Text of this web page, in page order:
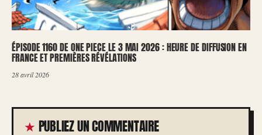
ÉPISODE 1160 DE ONE PIECE LE 3 MAI 2026 : HEURE DE DIFFUSION EN
FRANCE ET PREMIÈRES RÉVÉLATIONS
28 avril 2026
PUBLIEZ UN COMMENTAIRE